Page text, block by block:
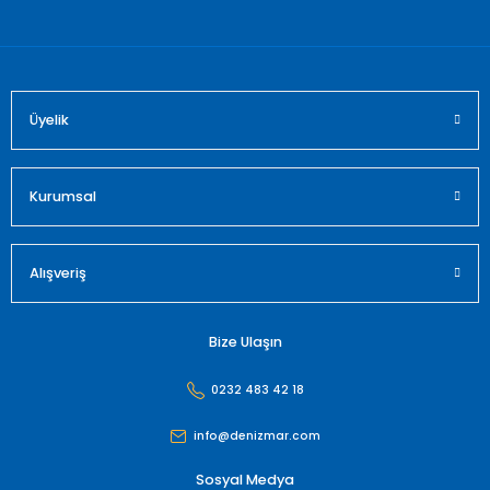
Üyelik
Kurumsal
Alışveriş
Bize Ulaşın
0232 483 42 18
info@denizmar.com
Sosyal Medya